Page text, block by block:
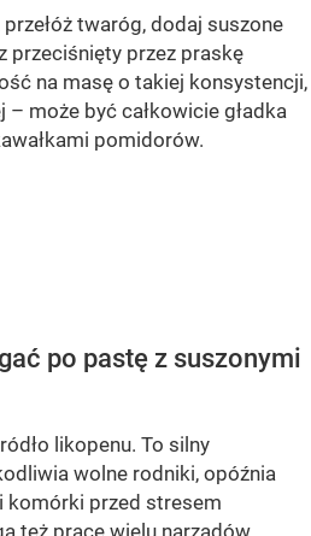
twaróg, dodaj suszone
przeciśnięty przez praskę
na masę o takiej konsystencji,
– może być całkowicie gładka
pomidorów.
po pastę z suszonymi
likopenu. To silny
wolne rodniki, opóźnia
komórki przed stresem